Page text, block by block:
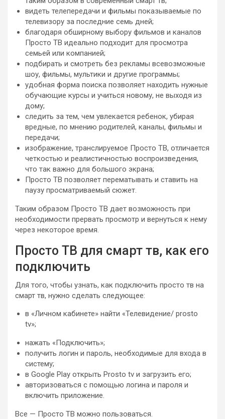
видеть телепередачи и фильмы показываемые по
телевизору за последние семь дней;
благодаря обширному выбору фильмов и каналов
Просто ТВ идеально подходит для просмотра
семьей или компанией;
подбирать и смотреть без рекламы всевозможные
шоу, фильмы, мультики и другие программы;
удобная форма поиска позволяет находить нужные
обучающие курсы и учиться новому, не выходя из
дому;
следить за тем, чем увлекается ребенок, убирая
вредные, по мнению родителей, каналы, фильмы и
передачи;
изображение, транслируемое Просто ТВ, отличается
четкостью и реалистичностью воспроизведения,
что так важно для большого экрана;
Просто ТВ позволяет перематывать и ставить на
паузу просматриваемый сюжет.
Таким образом Просто ТВ дает возможность при
необходимости прервать просмотр и вернуться к нему
через некоторое время.
Просто ТВ для смарт тв, как его
подключить
Для того, чтобы узнать, как подключить просто тв на
смарт тв, нужно сделать следующее:
в «Личном кабинете» найти «Телевидение/ prosto
tv»;
нажать «Подключить»;
получить логин и пароль, необходимые для входа в
систему;
в Google Play открыть Prosto tv и загрузить его;
авторизоваться с помощью логина и пароля и
включить приложение.
Все — Просто ТВ можно пользоваться.